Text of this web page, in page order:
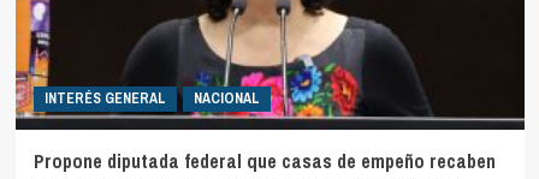
INTERÉS GENERAL NACIONAL
Propone diputada federal que casas de empeño recaben